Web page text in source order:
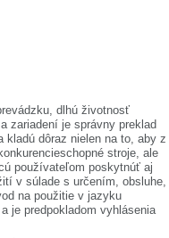
dlhú životnosť
zariadení je správny preklad
kladú dôraz nielen na to, aby z
stroje, ale
používateľom poskytnúť aj
v súlade s určením, obsluhe,
na použitie v jazyku
je predpokladom vyhlásenia